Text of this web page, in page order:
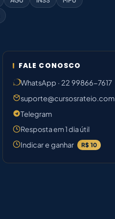
FALE CONOSCO
WhatsApp · 22 99866-7617
suporte@cursosrateio.com
Telegram
Resposta em 1 dia útil
Indicar e ganhar
R$ 10